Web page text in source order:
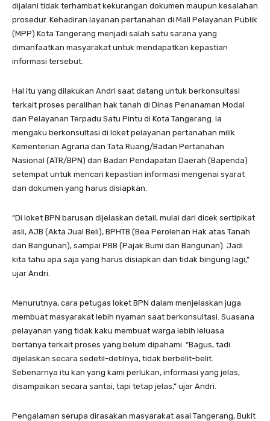
dijalani tidak terhambat kekurangan dokumen maupun kesalahan
prosedur. Kehadiran layanan pertanahan di Mall Pelayanan Publik
(MPP) Kota Tangerang menjadi salah satu sarana yang
dimanfaatkan masyarakat untuk mendapatkan kepastian
informasi tersebut.
Hal itu yang dilakukan Andri saat datang untuk berkonsultasi
terkait proses peralihan hak tanah di Dinas Penanaman Modal
dan Pelayanan Terpadu Satu Pintu di Kota Tangerang. Ia
mengaku berkonsultasi di loket pelayanan pertanahan milik
Kementerian Agraria dan Tata Ruang/Badan Pertanahan
Nasional (ATR/BPN) dan Badan Pendapatan Daerah (Bapenda)
setempat untuk mencari kepastian informasi mengenai syarat
dan dokumen yang harus disiapkan.
“Di loket BPN barusan dijelaskan detail, mulai dari dicek sertipikat
asli, AJB (Akta Jual Beli), BPHTB (Bea Perolehan Hak atas Tanah
dan Bangunan), sampai PBB (Pajak Bumi dan Bangunan). Jadi
kita tahu apa saja yang harus disiapkan dan tidak bingung lagi,”
ujar Andri.
Menurutnya, cara petugas loket BPN dalam menjelaskan juga
membuat masyarakat lebih nyaman saat berkonsultasi. Suasana
pelayanan yang tidak kaku membuat warga lebih leluasa
bertanya terkait proses yang belum dipahami. “Bagus, tadi
dijelaskan secara sedetil-detilnya, tidak berbelit-belit.
Sebenarnya itu kan yang kami perlukan, informasi yang jelas,
disampaikan secara santai, tapi tetap jelas,” ujar Andri.
Pengalaman serupa dirasakan masyarakat asal Tangerang, Bukit